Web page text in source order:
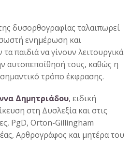
δυσορθογραφίας ταλαιπωρεί
ενημέρωση και
παιδιά να γίνουν λειτουργικά
αυτοπεποίθησή τους, καθώς η
τρόπο έκφρασης.
Δημητριάδου, ειδική
στη Δυσλεξία και στις
PgD, Orton-Gillingham
Αρθρογράφος και μητέρα του